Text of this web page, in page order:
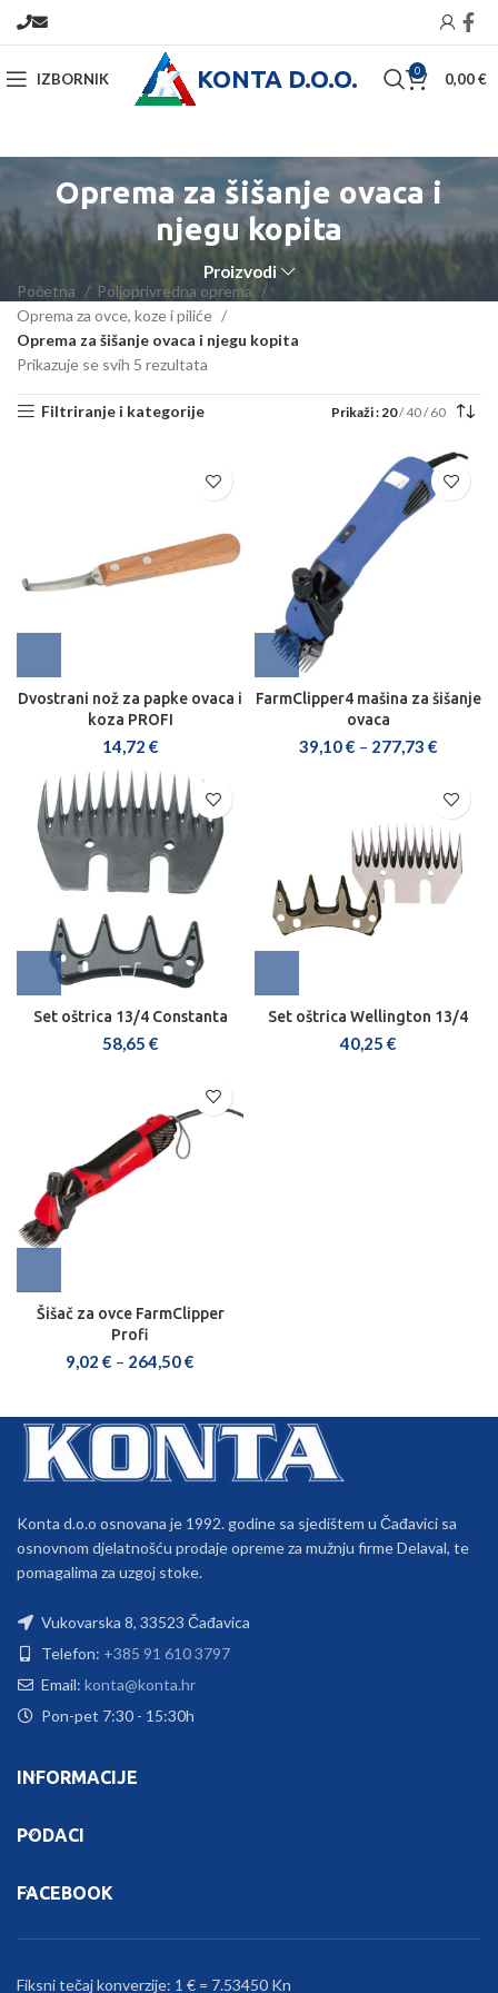
IZBORNIK KONTA D.O.O. 0 0,00€
Oprema za šišanje ovaca i
njegu kopita
Proizvodi
Početna
Poljoprivredna oprema
Oprema za ovce, koze i piliće
Oprema za šišanje ovaca i njegu kopita
Prikazuje se svih 5 rezultata
Filtriranje i kategorije Prikaži 20 40 60
Dvostrani nož za papke ovaca i
koza PROFI
14,72 €
FarmClipper4 mašina za šišanje
ovaca
39,10€ – 277,73 €
Set oštrica 13/4 Constanta
58,65 €
Set oštrica Wellington 13/4
40,25 €
Šišač za ovce FarmClipper
Profi
9,02 € – 264,50€
Konta d.o.o osnovana je 1992. godine sa sjedištem u Čađavici sa
osnovnom djelatnošću prodaje opreme za mužnju firme Delaval, te
pomagalima za uzgoj stoke.
Vukovarska 8, 33523 Čađavica
Telefon: +385 91 610 3797
Email: konta@konta.hr
Pon-pet 7:30 - 15:30h
INFORMACIJE
PODACI
FACEBOOK
Fiksni tečaj konverzije: 1 € = 7.53450 Kn